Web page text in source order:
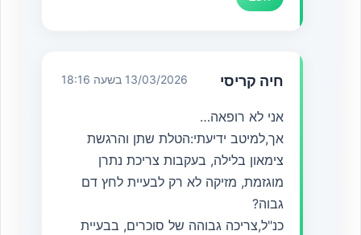
חיה קריסי 13/03/2026 בשעה 18:16
אני לא רופאה…
אך,למיטב ידיעתי:הטלת שתן והרגשת
צימאון בלילה, בעקבות צריכת נתרן
מוגזמת, מזיקה לא רק לבעיית לחץ דם
גבוה?
כנ"ל,צריכה גבוהה של סוכרים, בבעיית